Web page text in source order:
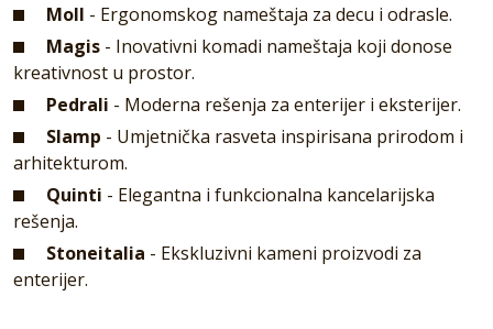
Moll - Ergonomskog nameštaja za decu i odrasle.
Magis - Inovativni komadi nameštaja koji donose
kreativnost u prostor.
Pedrali - Moderna rešenja za enterijer i eksterijer.
Slamp - Umjetnička rasveta inspirisana prirodom i
arhitekturom.
Quinti - Elegantna i funkcionalna kancelarijska
rešenja.
Stoneitalia - Ekskluzivni kameni proizvodi za
enterijer.